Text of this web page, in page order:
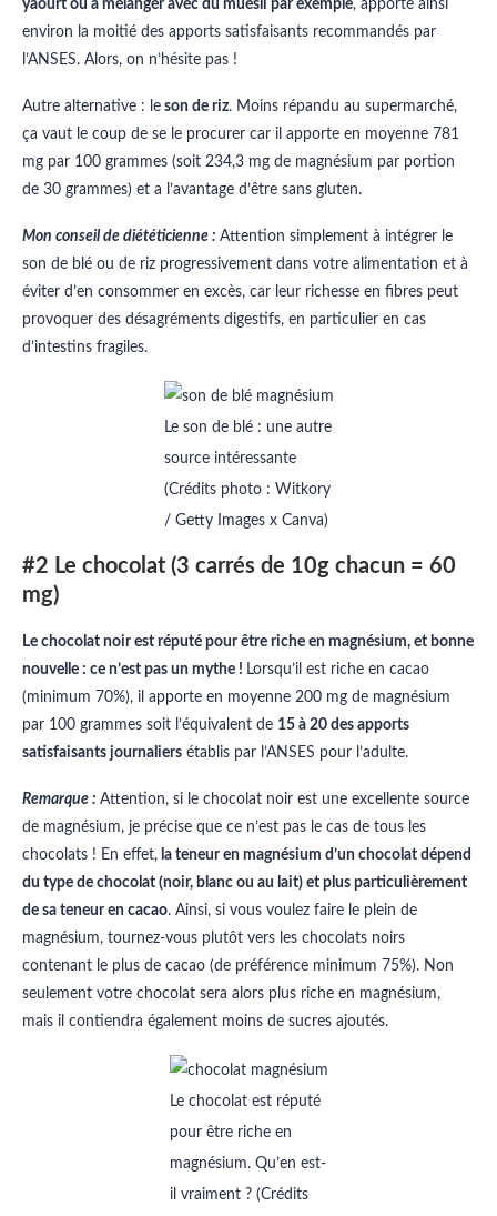
yaourt ou à mélanger avec du muesli par exemple, apporte ainsi
environ la moitié des apports satisfaisants recommandés par
l’ANSES. Alors, on n’hésite pas !
Autre alternative : le son de riz. Moins répandu au supermarché,
ça vaut le coup de se le procurer car il apporte en moyenne 781
mg par 100 grammes (soit 234,3 mg de magnésium par portion
de 30 grammes) et a l’avantage d’être sans gluten.
Mon conseil de diététicienne : Attention simplement à intégrer le
son de blé ou de riz progressivement dans votre alimentation et à
éviter d’en consommer en excès, car leur richesse en fibres peut
provoquer des désagréments digestifs, en particulier en cas
d’intestins fragiles.
Le son de blé : une autre
source intéressante
(Crédits photo : Witkory
/ Getty Images x Canva)
#2 Le chocolat (3 carrés de 10g chacun = 60
mg)
Le chocolat noir est réputé pour être riche en magnésium, et bonne
nouvelle : ce n’est pas un mythe ! Lorsqu’il est riche en cacao
(minimum 70%), il apporte en moyenne 200 mg de magnésium
par 100 grammes soit l’équivalent de 15 à 20 des apports
satisfaisants journaliers établis par l’ANSES pour l’adulte.
Remarque : Attention, si le chocolat noir est une excellente source
de magnésium, je précise que ce n’est pas le cas de tous les
chocolats ! En effet, la teneur en magnésium d’un chocolat dépend
du type de chocolat (noir, blanc ou au lait) et plus particulièrement
de sa teneur en cacao. Ainsi, si vous voulez faire le plein de
magnésium, tournez-vous plutôt vers les chocolats noirs
contenant le plus de cacao (de préférence minimum 75%). Non
seulement votre chocolat sera alors plus riche en magnésium,
mais il contiendra également moins de sucres ajoutés.
Le chocolat est réputé
pour être riche en
magnésium. Qu’en est-
il vraiment ? (Crédits